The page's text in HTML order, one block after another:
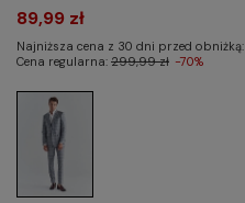
89,99 zł
Najniższa cena z 30 dni przed obniżką:
Cena regularna: 299,99 zł -70%